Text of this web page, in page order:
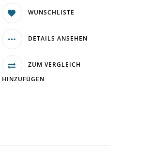
WUNSCHLISTE
DETAILS ANSEHEN
ZUM VERGLEICH
HINZUFÜGEN